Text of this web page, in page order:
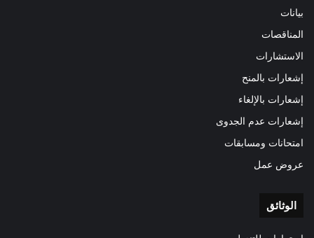
بيانات
المناقصات
الاستشارات
إشعارات بالمنح
إشعارات بالإلغاء
إشعارات عدم الجدوى
امتحانات ومسابقات
عروض عمل
الوثائق